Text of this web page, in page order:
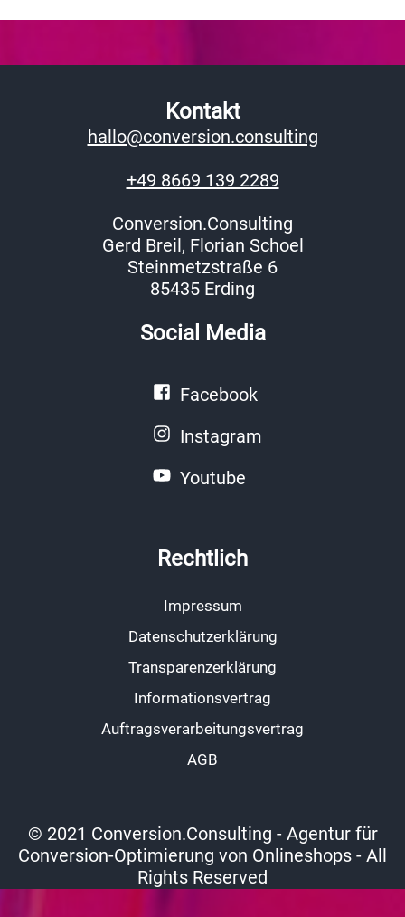
Kontakt
hallo@conversion.consulting
+49 8669 139 2289
Conversion.Consulting
Gerd Breil, Florian Schoel
Steinmetzstraße 6
85435 Erding
Social Media
Facebook
Instagram
Youtube
Rechtlich
Impressum
Datenschutzerklärung
Transparenzerklärung
Informationsvertrag
Auftragsverarbeitungsvertrag
AGB
© 2021 Conversion.Consulting - Agentur für
Conversion-Optimierung von Onlineshops - All
Rights Reserved